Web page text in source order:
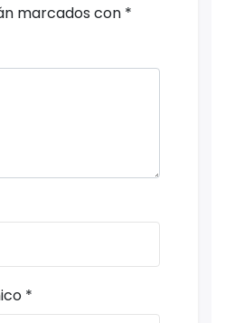
marcados con *
*